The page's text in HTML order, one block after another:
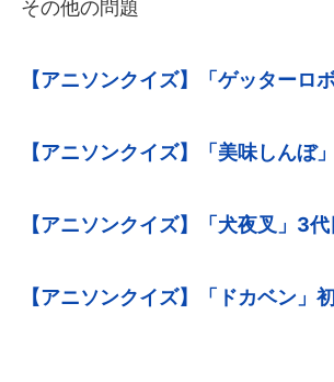
その他の問題
【アニソンクイズ】「ゲッターロ
【アニソンクイズ】「美味しんぼ
【アニソンクイズ】「犬夜叉」3
【アニソンクイズ】「ドカベン」